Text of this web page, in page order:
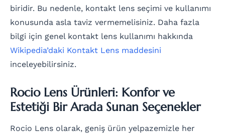
biridir. Bu nedenle, kontakt lens seçimi ve kullanımı
konusunda asla taviz vermemelisiniz. Daha fazla
bilgi için genel kontakt lens kullanımı hakkında
Wikipedia’daki Kontakt Lens maddesini
inceleyebilirsiniz.
Rocio Lens Ürünleri: Konfor ve
Estetiği Bir Arada Sunan Seçenekler
Rocio Lens olarak, geniş ürün yelpazemizle her